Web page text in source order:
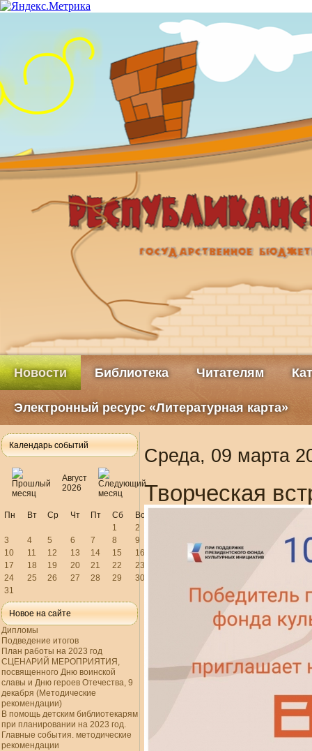
Новости Библиотека Читателям
Электронный ресурс «Литературная карта»
Календарь событий
Август
2026
Пн Вт Ср Чт Пт Сб
Вс
1
2
3
4 5 6 7 8
9
10
11 12 13 14 15
16
17
18 19 20 21 22
23
24
25 26 27 28 29
30
31
Новое на сайте
Дипломы
Подведение итогов
План работы на 2023 год
СЦЕНАРИЙ МЕРОПРИЯТИЯ,
посвященного Дню воинской
славы и Дню героев Отечества, 9
декабря (Методические
рекомендации)
В помощь детским библиотекарям
при планировании на 2023 год.
Главные события. методические
рекомендации
Среда, 09 марта
Творческая